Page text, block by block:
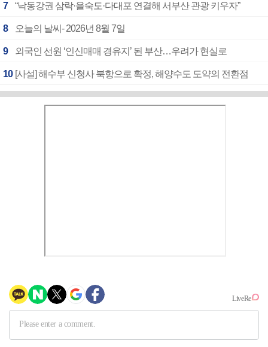
7 “낙동강권 삼락·을숙도·다대포 연결해 서부산 관광 키우자”
8 오늘의 날씨- 2026년 8월 7일
9 외국인 선원 ‘인신매매 경유지’ 된 부산…우려가 현실로
10 [사설] 해수부 신청사 북항으로 확정, 해양수도 도약의 전환점